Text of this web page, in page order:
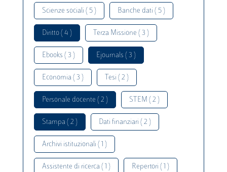
Scienze sociali ( 5 ) Banche dati ( 5 )
Diritto ( 4 ) Terza Missione ( 3 )
Ebooks ( 3 ) Ejournals ( 3 )
Economia ( 3 ) Tesi ( 2 )
Personale docente ( 2 ) STEM ( 2 )
Stampa ( 2 ) Dati finanziari ( 2 )
Archivi istituzionali ( 1 )
Assistente di ricerca ( 1 ) Repertori ( 1 )